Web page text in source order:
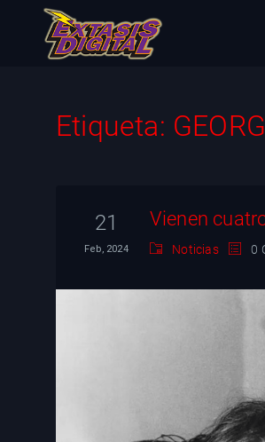
Etiqueta:
21
Feb, 2024
Vienen
Noticias 0